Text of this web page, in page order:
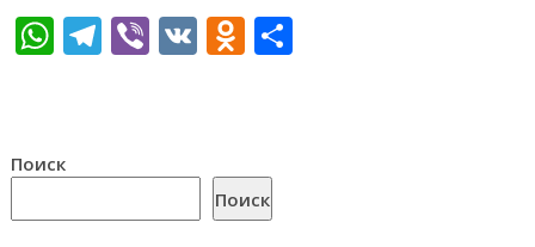
WhatsApp
Telegram
Viber
VKOdnoklassniki
Отправить
Поиск
Поиск